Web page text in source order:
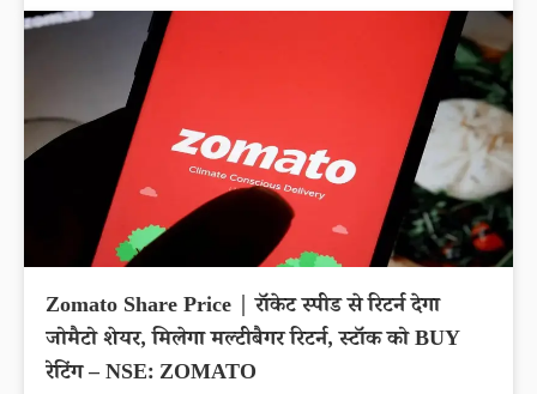
Zomato Share Price | रॉकेट स्पीड से रिटर्न देगा
जोमैटो शेयर, मिलेगा मल्टीबैगर रिटर्न, स्टॉक को BUY
रेटिंग – NSE: ZOMATO